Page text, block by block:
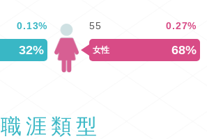
32%
0.13%
女性 68%
55 0.27%
職涯類型